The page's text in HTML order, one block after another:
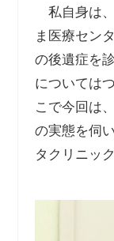
私自身は
ま医療セン
の後遺症を
については
こで今回は
の実態を伺
タクリニッ